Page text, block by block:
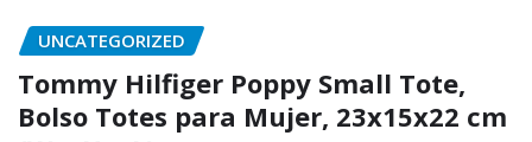
UNCATEGORIZED
Tommy Hilfiger Poppy Small Tote,
Bolso Totes para Mujer, 23x15x22 cm